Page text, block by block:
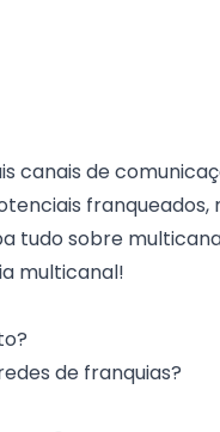
canais de
franqueados,
tudo sobre
multicanal!
de franquias?